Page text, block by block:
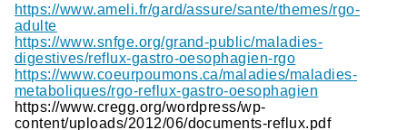
https://www.ameli.fr/gard/assure/sante/themes/rgo-
adulte
https://www.snfge.org/grand-public/maladies-
digestives/reflux-gastro-oesophagien-rgo
https://www.coeurpoumons.ca/maladies/maladies-
metaboliques/rgo-reflux-gastro-oesophagien
https://www.cregg.org/wordpress/wp-
content/uploads/2012/06/documents-reflux.pdf